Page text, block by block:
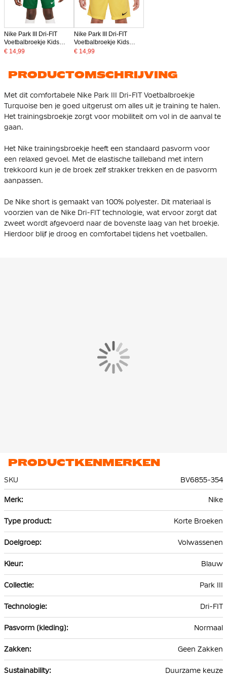
Nike Park III Dri-FIT
Voetbalbroekje Kids
Groen
€ 14,99
Nike Park III Dri-FIT
Voetbalbroekje Kids
Geel
€ 14,99
PRODUCTOMSCHRIJVING
Met dit comfortabele Nike Park III Dri-FIT Voetbalbroekje
Turquoise ben je goed uitgerust om alles uit je training te halen.
Het trainingsbroekje zorgt voor mobiliteit om vol in de aanval te
gaan.
Het Nike trainingsbroekje heeft een standaard pasvorm voor
een relaxed gevoel. Met de elastische tailleband met intern
trekkoord kun je de broek zelf strakker trekken en de pasvorm
aanpassen.
De Nike short is gemaakt van 100% polyester. Dit materiaal is
voorzien van de Nike Dri-FIT technologie, wat ervoor zorgt dat
zweet wordt afgevoerd naar de bovenste laag van het broekje.
Hierdoor blijf je droog en comfortabel tijdens het voetballen.
PRODUCTKENMERKEN
SKU
BV6855-354
informatie
Nike
Korte Broeken
Volwassenen
Blauw
Park III
Dri-FIT
Normaal
Geen Zakken
Duurzame keuze